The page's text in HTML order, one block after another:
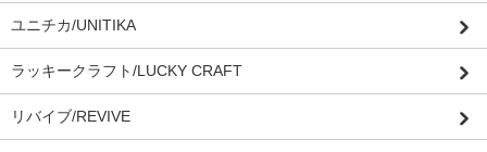
ユニチカ/UNITIKA
ラッキークラフト/LUCKY CRAFT
リバイブ/REVIVE